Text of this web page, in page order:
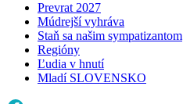
Prevrat 2027
Múdrejší vyhráva
Staň sa našim sympatizantom
Regióny
Ľudia v hnutí
Mladí SLOVENSKO